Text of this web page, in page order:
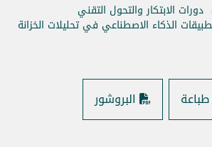
دورات الابتكار والتحول التقني
الذكاء الاصطناعي في تحليلات الخزانة
طباعة البروشور